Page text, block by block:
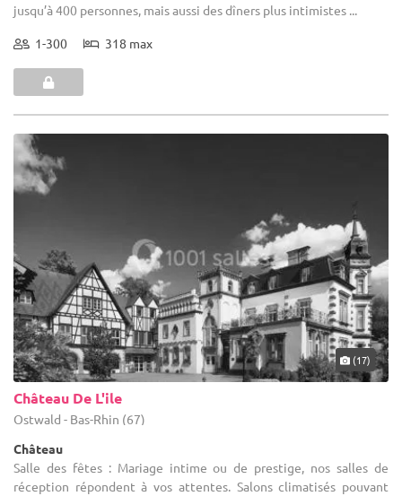
jusqu’à 400 personnes, mais aussi des dîners plus intimistes ...
1-300 318 max
(17)
Château De L'ile
Ostwald - Bas-Rhin (67)
Château
Salle des fêtes : Mariage intime ou de prestige, nos salles de
réception répondent à vos attentes. Salons climatisés pouvant